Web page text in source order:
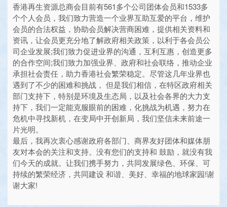
香港再生资源总商会目前有561多个公司团体会员和1533多
个个人会员，我们致力营造一个业界互助互爱的平台，维护
会员的合法权益，协助会员解决营商困难，提供相关资料和
资讯，让会员更充分地了解政府相关政策，以利于各会员公
司企业发展;我们致力促进业界的沟通，互利互惠，创造更多
的合作空间;我们致力加强业界、政府和社会联络，推动企业
承担社会责任，助力香港社会繁荣稳定。尽管这几年业界也
遇到了不少的困难和挑战， 但是我们相信，在特区政府相关
部门支持下，特别是环境及生态局，以及社会各界的大力支
持下，我们一定能克服眼前的困难，化挑战为机遇，努力在
危机中寻找新机，在变局中开创新局，我们坚信未来前途一
片光明。
最后，我再次衷心感谢政府各部门、商界友好团体和媒体朋
友对本会的关注和支持。没有您们的支持和 鼓励，就没有我
们今天的成就。让我们携手努力，共同发展绿色、环保、可
持续的繁荣经济，共同建设 和谐、美好、幸福的地球家园!谢
谢大家!